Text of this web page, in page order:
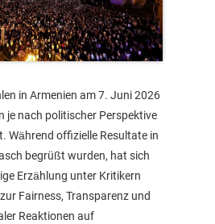
in Armenien am 7. Juni 2026
je nach politischer Perspektive
Während offizielle Resultate in
begrüßt wurden, hat sich
Erzählung unter Kritikern
Fairness, Transparenz und
Reaktionen auf